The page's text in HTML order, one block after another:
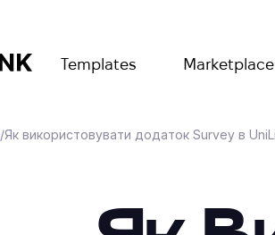
Templates Marketplace
/Як використовувати додаток Survey в